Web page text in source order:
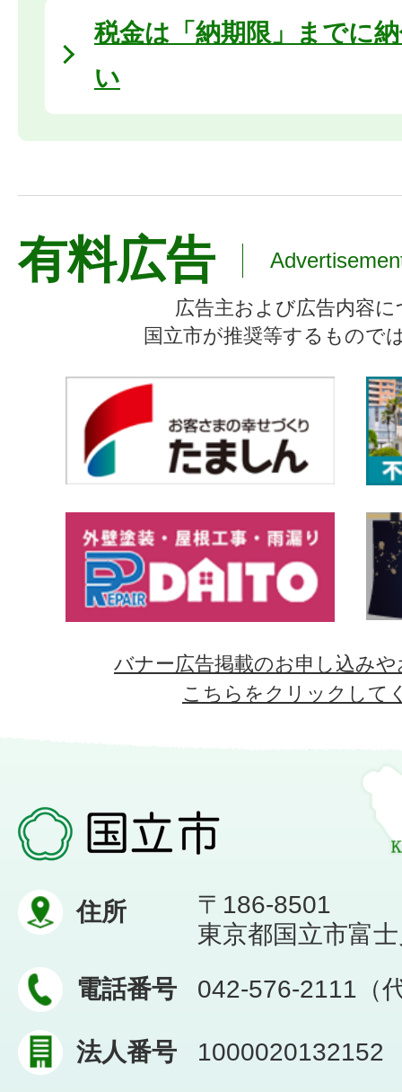
税金は「納期限」までに
い
有料広告
広告主および広告内容
国立市が推奨等するもので
バナー広告掲載のお申し込み
こちらをクリックして
住所
〒186-8501
東京都国立市富
電話番号
042-576-2111（
法人番号 1000020132152